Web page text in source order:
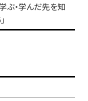
ぶ・学んだ先を知